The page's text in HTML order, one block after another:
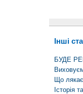
Інші
БУДЕ
Що
Історія